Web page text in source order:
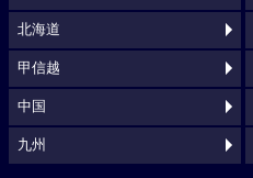
北海道
甲信越
中国
九州